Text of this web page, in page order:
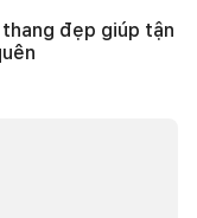
đẹp giúp tận